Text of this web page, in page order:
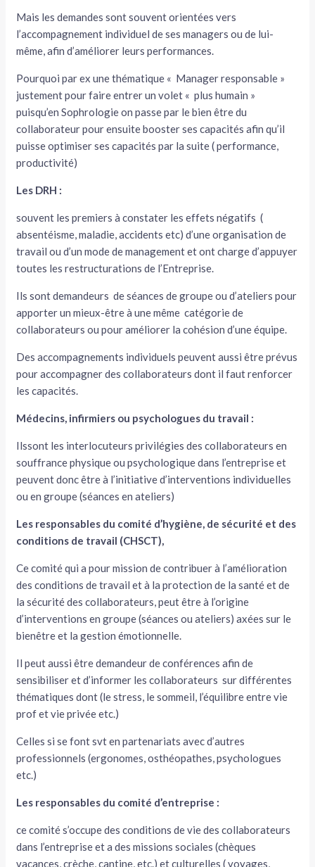
Mais les demandes sont souvent orientées vers
l’accompagnement individuel de ses managers ou de lui-
même, afin d’améliorer leurs performances.
Pourquoi par ex une thématique « Manager responsable »
justement pour faire entrer un volet « plus humain »
puisqu’en Sophrologie on passe par le bien être du
collaborateur pour ensuite booster ses capacités afin qu’il
puisse optimiser ses capacités par la suite ( performance,
productivité)
Les DRH :
souvent les premiers à constater les effets négatifs (
absentéisme, maladie, accidents etc) d’une organisation de
travail ou d’un mode de management et ont charge d’appuyer
toutes les restructurations de l’Entreprise.
Ils sont demandeurs de séances de groupe ou d’ateliers pour
apporter un mieux-être à une même catégorie de
collaborateurs ou pour améliorer la cohésion d’une équipe.
Des accompagnements individuels peuvent aussi être prévus
pour accompagner des collaborateurs dont il faut renforcer
les capacités.
Médecins, infirmiers ou psychologues du travail :
Ilssont les interlocuteurs privilégies des collaborateurs en
souffrance physique ou psychologique dans l’entreprise et
peuvent donc être à l’initiative d’interventions individuelles
ou en groupe (séances en ateliers)
Les responsables du comité d’hygiène, de sécurité et des
conditions de travail (CHSCT),
Ce comité qui a pour mission de contribuer à l’amélioration
des conditions de travail et à la protection de la santé et de
la sécurité des collaborateurs, peut être à l’origine
d’interventions en groupe (séances ou ateliers) axées sur le
bienêtre et la gestion émotionnelle.
Il peut aussi être demandeur de conférences afin de
sensibiliser et d’informer les collaborateurs sur différentes
thématiques dont (le stress, le sommeil, l’équilibre entre vie
prof et vie privée etc.)
Celles si se font svt en partenariats avec d’autres
professionnels (ergonomes, osthéopathes, psychologues
etc.)
Les responsables du comité d’entreprise :
ce comité s’occupe des conditions de vie des collaborateurs
dans l’entreprise et a des missions sociales (chèques
vacances, crèche, cantine, etc.) et culturelles ( voyages,